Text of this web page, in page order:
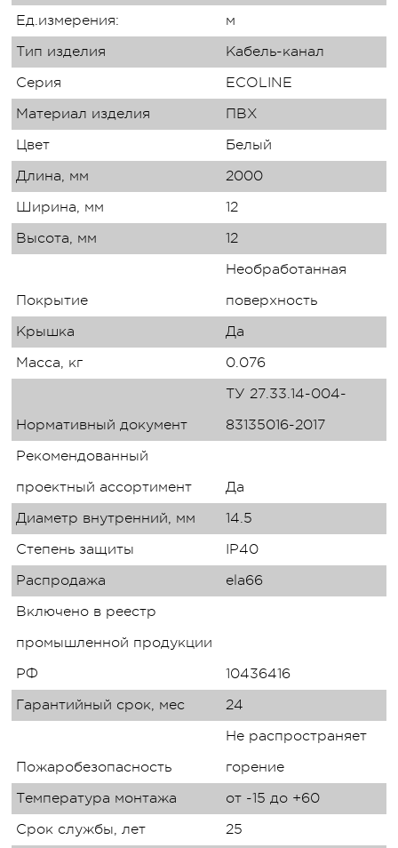
Ед.измерения:
м
Тип изделия
Кабель-канал
Серия
ECOLINE
Материал изделия
ПВХ
Цвет
Белый
Длина, мм
2000
Ширина, мм
12
Высота, мм
12
Покрытие
Необработанная
поверхность
Крышка
Да
Масса, кг
0.076
Нормативный документ
ТУ 27.33.14-004-
83135016-2017
Рекомендованный
проектный ассортимент
Да
Диаметр внутренний, мм
14.5
Степень защиты
IP40
Распродажа
ela66
Включено в реестр
промышленной продукции
РФ
10436416
Гарантийный срок, мес
24
Пожаробезопасность
Не распространяет
горение
Температура монтажа
от -15 до +60
Срок службы, лет
25